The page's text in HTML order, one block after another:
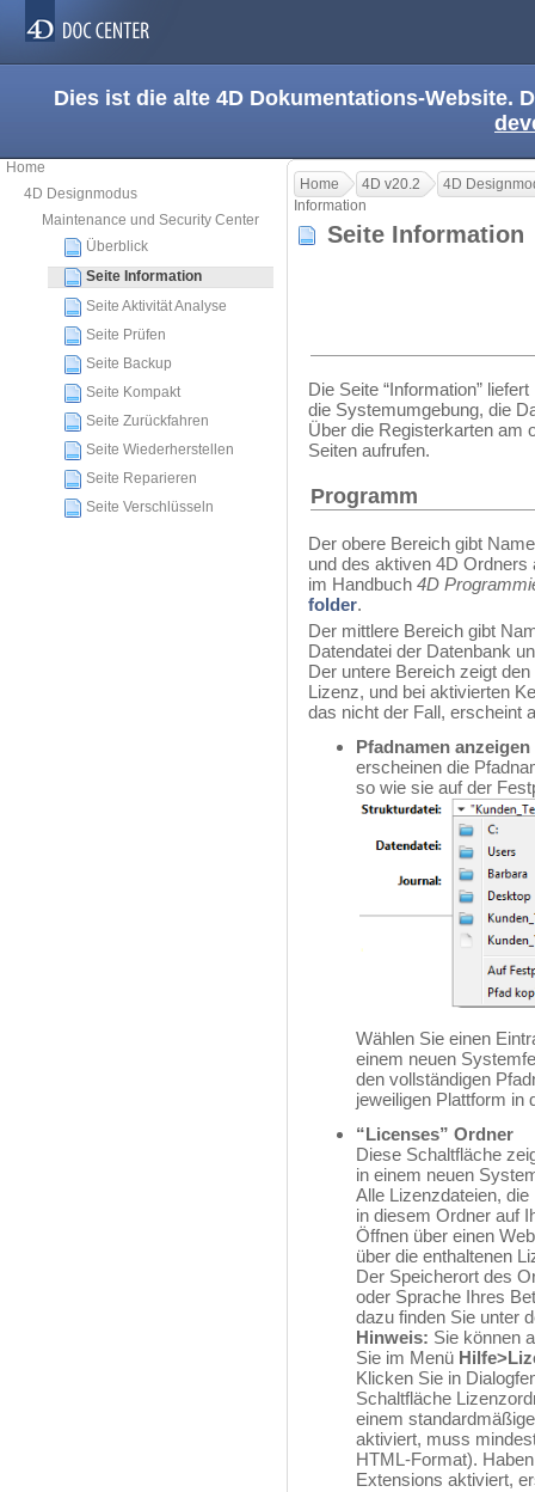
Dies ist die alte 4D Dokumentations-Website.
Home
4D Designmodus
Maintenance und Security Center
Überblick
Seite Information
Seite Aktivität Analyse
Seite Prüfen
Seite Backup
Seite Kompakt
Seite Zurückfahren
Seite Wiederherstellen
Seite Reparieren
Seite Verschlüsseln
Home 4D v20.2
4D
Information
Seite
Die Seite “Information”
die Systemumgebung, die
Über die Registerkarten am
Seiten aufrufen.
Programm
Der obere Bereich gibt
und des aktiven 4D Ordners
im Handbuch 4D
folder.
Der mittlere Bereich gibt
Datendatei der Datenbank
Der untere Bereich zeigt
Lizenz, und bei aktivierten
das nicht der Fall, erscheint
Pfadnamen
erscheinen die
so wie sie auf der
Wählen Sie einen
einem neuen
den vollständigen
jeweiligen Plattform in
“Licenses” Ordner
Diese Schaltfläche
in einem neuen
Alle Lizenzdateien,
in diesem Ordner auf
Öffnen über einen
über die enthaltenen
Der Speicherort des
oder Sprache Ihres
dazu finden Sie unter
Hinweis: Sie können
Sie im Menü
Klicken Sie in
Schaltfläche
einem
aktiviert, muss
HTML-Format).
Extensions aktiviert,